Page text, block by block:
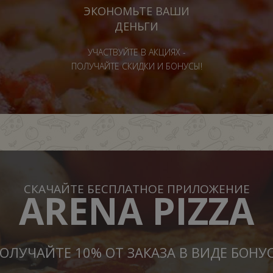
ЭКОНОМЬТЕ ВАШИ
ДЕНЬГИ
УЧАСТВУЙТЕ В АКЦИЯХ -
ПОЛУЧАЙТЕ СКИДКИ И БОНУСЫ!
СКАЧАЙТЕ БЕСПЛАТНОЕ ПРИЛОЖЕНИЕ
ARENA PIZZA
10% ОТ ЗАКАЗА В ВИДЕ